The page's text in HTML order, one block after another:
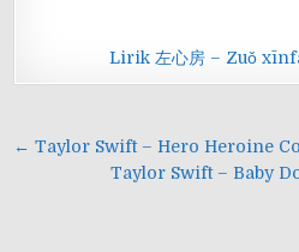
Lirik 左心房 – Zuǒ
Navigasi
← Taylor Swift – Hero Heroine
Taylor Swift – Baby